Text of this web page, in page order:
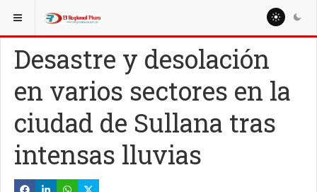
ESTÁ AQUÍ: ESPECIALES
Desastre y desolación
en varios sectores en la
ciudad de Sullana tras
intensas lluvias